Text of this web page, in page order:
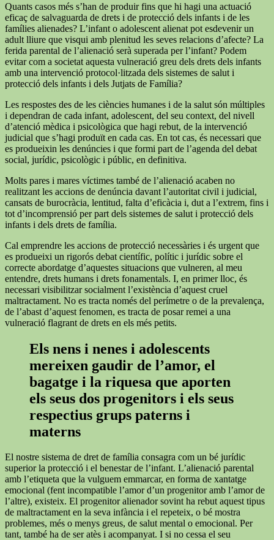
Quants casos més s’han de produir fins que hi hagi una actuació
eficaç de salvaguarda de drets i de protecció dels infants i de les
famílies alienades? L’infant o adolescent alienat pot esdevenir un
adult lliure que visqui amb plenitud les seves relacions d’afecte? La
ferida parental de l’alienació serà superada per l’infant? Podem
evitar com a societat aquesta vulneració greu dels drets dels infants
amb una intervenció protocol·litzada dels sistemes de salut i
protecció dels infants i dels Jutjats de Família?
Les respostes des de les ciències humanes i de la salut són múltiples
i dependran de cada infant, adolescent, del seu context, del nivell
d’atenció mèdica i psicològica que hagi rebut, de la intervenció
judicial que s’hagi produït en cada cas. En tot cas, és necessari que
es produeixin les denúncies i que formi part de l’agenda del debat
social, jurídic, psicològic i públic, en definitiva.
Molts pares i mares víctimes també de l’alienació acaben no
realitzant les accions de denúncia davant l’autoritat civil i judicial,
cansats de burocràcia, lentitud, falta d’eficàcia i, dut a l’extrem, fins i
tot d’incomprensió per part dels sistemes de salut i protecció dels
infants i dels drets de família.
Cal emprendre les accions de protecció necessàries i és urgent que
es produeixi un rigorós debat científic, polític i jurídic sobre el
correcte abordatge d’aquestes situacions que vulneren, al meu
entendre, drets humans i drets fonamentals. I, en primer lloc, és
necessari visibilitzar socialment l’existència d’aquest cruel
maltractament. No es tracta només del perímetre o de la prevalença,
de l’abast d’aquest fenomen, es tracta de posar remei a una
vulneració flagrant de drets en els més petits.
Els nens i nenes i adolescents
mereixen gaudir de l’amor, el
bagatge i la riquesa que aporten
els seus dos progenitors i els seus
respectius grups paterns i
materns
El nostre sistema de dret de família consagra com un bé jurídic
superior la protecció i el benestar de l’infant. L’alienació parental
amb l’etiqueta que la vulguem emmarcar, en forma de xantatge
emocional (fent incompatible l’amor d’un progenitor amb l’amor de
l’altre), existeix. El progenitor alienador sovint ha rebut aquest tipus
de maltractament en la seva infància i el repeteix, o bé mostra
problemes, més o menys greus, de salut mental o emocional. Per
tant, també ha de ser atès i acompanyat. I si no cessa el seu